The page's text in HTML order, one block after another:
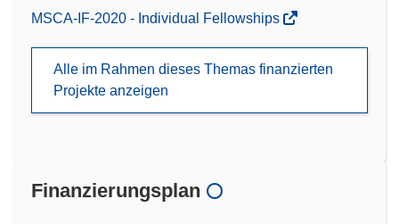
MSCA-IF-2020 - Individual Fellowships
Alle im Rahmen dieses Themas finanzierten
Projekte anzeigen
Finanzierungsplan